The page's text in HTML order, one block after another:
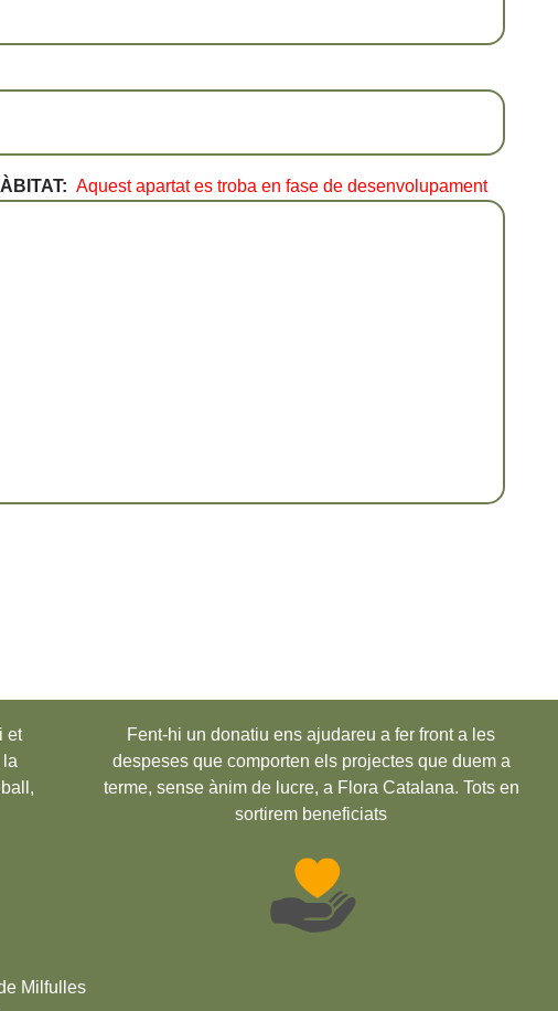
Aquest apartat es troba en fase de desenvolupament
et
la
Fent-hi un donatiu ens ajudareu a fer front a les
despeses que comporten els projectes que duem a
terme, sense ànim de lucre, a Flora Catalana. Tots en
sortirem beneficiats
Milfulles